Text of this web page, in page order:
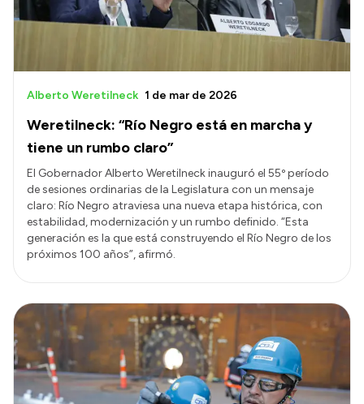
Weretilneck: “Río Negro está en marcha y
tiene un rumbo claro”
Alberto Weretilneck 1 de mar de 2026
El Gobernador Alberto Weretilneck inauguró el 55º período
de sesiones ordinarias de la Legislatura con un mensaje
claro: Río Negro atraviesa una nueva etapa histórica, con
estabilidad, modernización y un rumbo definido. “Esta
generación es la que está construyendo el Río Negro de los
próximos 100 años”, afirmó.